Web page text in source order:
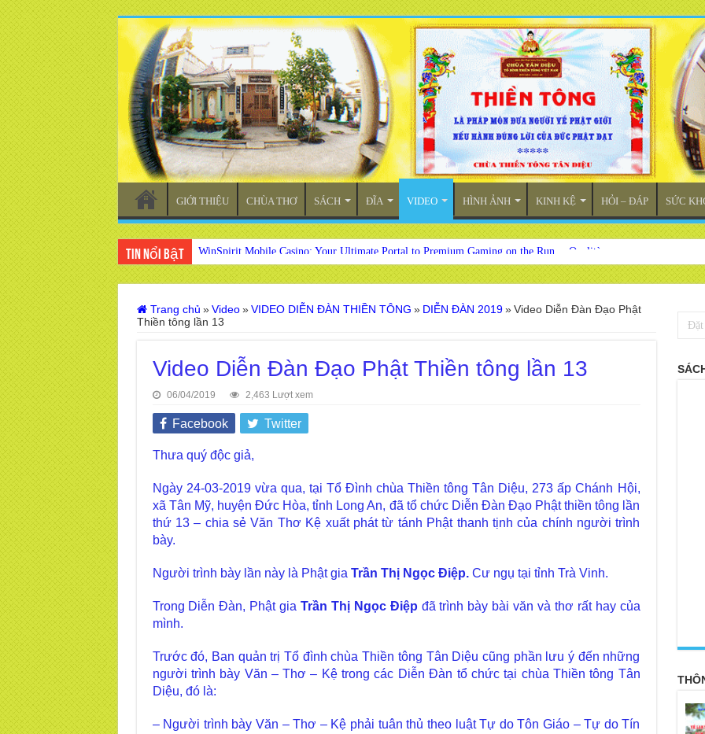
GIỚI THIỆU CHÙA THƠ SÁCH ĐĨA VIDEO HÌNH ẢNH KINH KỆ HỎI – ĐÁP SỨC
Tin nổi bật WinSpirit Mobile Casino: Your Ultimate Portal to Premium Gaming on the Run
MyStake Gaming: La Migliore Scelta Ultima per lo lo Divertimento Digitale dalla Qualità
Trang chủ » Video » VIDEO DIỄN ĐÀN THIỀN TÔNG » DIỄN ĐÀN 2019 » Video Diễn Đàn Đạo Phật
Thiền tông lần 13
Video Diễn Đàn Đạo Phật Thiền tông lần 13
06/04/2019 2,463 Lượt xem
Facebook Twitter
Thưa quý độc giả,
Ngày 24-03-2019 vừa qua, tại Tổ Đình chùa Thiền tông Tân Diệu, 273 ấp Chánh Hội,
xã Tân Mỹ, huyện Đức Hòa, tỉnh Long An, đã tổ chức Diễn Đàn Đạo Phật thiền tông lần
thứ 13 – chia sẻ Văn Thơ Kệ xuất phát từ tánh Phật thanh tịnh của chính người trình
bày.
Người trình bày lần này là Phật gia Trần Thị Ngọc Điệp. Cư ngụ tại tỉnh Trà Vinh.
Trong Diễn Đàn, Phật gia Trần Thị Ngọc Điệp đã trình bày bài văn và thơ rất hay của
mình.
Trước đó, Ban quản trị Tổ đình chùa Thiền tông Tân Diệu cũng phần lưu ý đến những
người trình bày Văn – Thơ – Kệ trong các Diễn Đàn tổ chức tại chùa Thiền tông Tân
Diệu, đó là:
– Người trình bày Văn – Thơ – Kệ phải tuân thủ theo luật Tự do Tôn Giáo – Tự do Tín